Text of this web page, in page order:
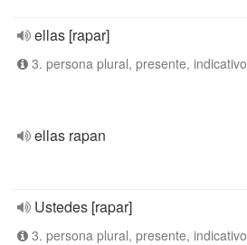
ellas [rapar]
3. persona plural, presente, indicativo
ellas rapan
Ustedes [rapar]
3. persona plural, presente, indicativo